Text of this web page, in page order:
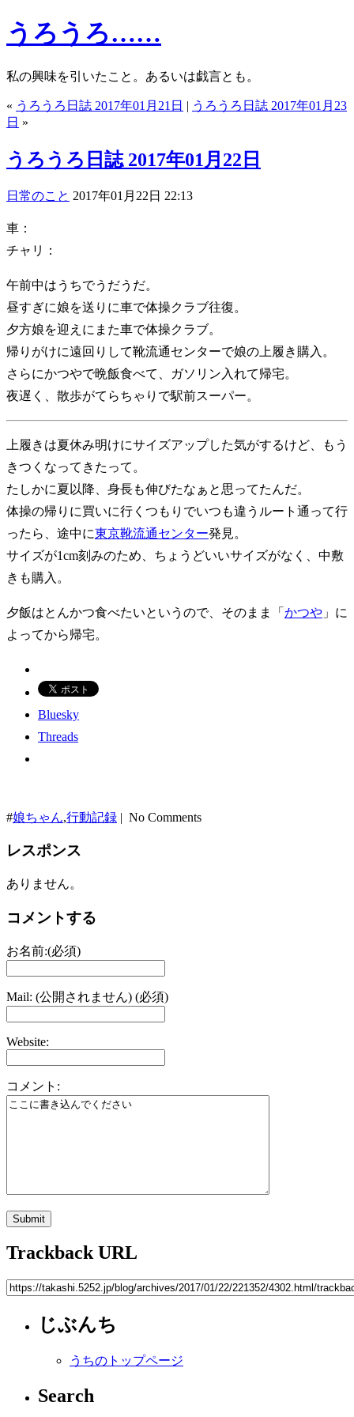
うろうろ……
私の興味を引いたこと。あるいは戯言とも。
« うろうろ日誌 2017年01月21日 | うろうろ日誌 2017年01月23
日 »
うろうろ日誌 2017年01月22日
日常のこと 2017年01月22日 22:13
車：
チャリ：
午前中はうちでうだうだ。
昼すぎに娘を送りに車で体操クラブ往復。
夕方娘を迎えにまた車で体操クラブ。
帰りがけに遠回りして靴流通センターで娘の上履き購入。
さらにかつやで晩飯食べて、ガソリン入れて帰宅。
夜遅く、散歩がてらちゃりで駅前スーパー。
上履きは夏休み明けにサイズアップした気がするけど、もう
きつくなってきたって。
たしかに夏以降、身長も伸びたなぁと思ってたんだ。
体操の帰りに買いに行くつもりでいつも違うルート通って行
ったら、途中に東京靴流通センター発見。
サイズが1cm刻みのため、ちょうどいいサイズがなく、中敷
きも購入。
夕飯はとんかつ食べたいというので、そのまま「 かつや 」に
よってから帰宅。
Bluesky
Threads
#娘ちゃん,行動記録 | No Comments
レスポンス
ありません。
コメントする
お名前:(必須)
Mail: (公開されません) (必須)
Website:
コメント:
Trackback URL
じぶんち
うちのトップページ
Search